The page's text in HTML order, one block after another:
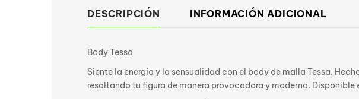
DESCRIPCIÓN INFORMACIÓN ADICIONAL
Body Tessa
Siente la energía y la sensualidad con el body de malla Tessa.
resaltando tu figura de manera provocadora y moderna. Disponible